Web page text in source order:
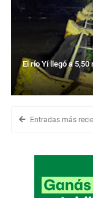
El río Yí llegó a
Entradas más